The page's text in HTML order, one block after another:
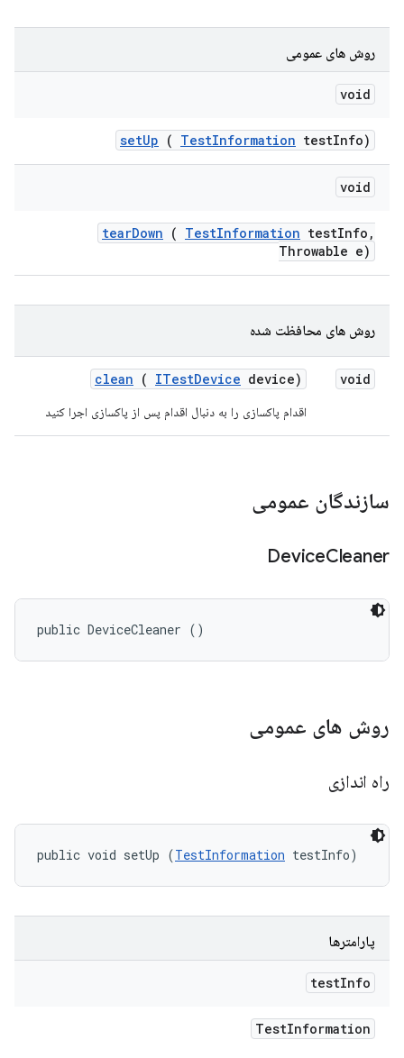
روش های عمومی
void
setUp ( TestInformation testInfo)
void
tearDown ( TestInformation testInfo ,
Throwable e)
روش های محافظت شده
void
clean ( ITestDevice device)
اقدام پاکسازی را به دنبال اقدام پس از پاکسازی اجرا کنید
سازندگان عمومی
DeviceCleaner
public DeviceCleaner ()
روش های عمومی
راه اندازی
public void setUp (TestInformation testInfo)
پارامترها
testInfo
TestInformation